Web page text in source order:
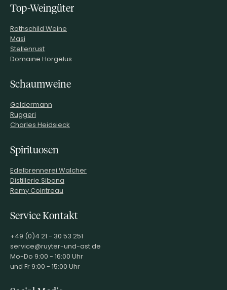
Top-Weingüter
Rothschild Weine
Masi
Stellenrust
Domaine Horgelus
Schaumweine
Geldermann
Ruggeri
Charles Heidsieck
Spirituosen
Edelbrennerei Walcher
Distillerie Sibona
Remy Cointreau
Service Kontakt
+49 (0)4 21 - 30 53 251
service@ruyter-und-ast.de
Mo-Do 9:00 - 16:00 Uhr
und Fr 9:00 - 15:00 Uhr